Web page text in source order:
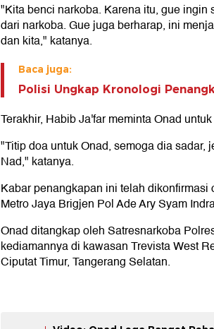
"Kita benci narkoba. Karena itu, gue ingin
dari narkoba. Gue juga berharap, ini
dan kita," katanya.
Baca juga:
Polisi Ungkap Kronologi
Terakhir, Habib Ja'far meminta Onad
"Titip doa untuk Onad, semoga dia sadar,
Nad," katanya.
Kabar penangkapan ini telah
Metro Jaya Brigjen Pol Ade Ary Syam
Onad ditangkap oleh Satresnarkoba
kediamannya di kawasan Trevista West
Ciputat Timur, Tangerang Selatan.